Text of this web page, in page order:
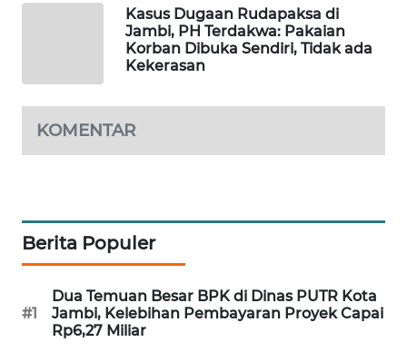
Kasus Dugaan Rudapaksa di
Jambi, PH Terdakwa: Pakaian
Korban Dibuka Sendiri, Tidak ada
Kekerasan
KOMENTAR
Berita Populer
#1
Dua Temuan Besar BPK di Dinas PUTR Kota
Jambi, Kelebihan Pembayaran Proyek Capai
Rp6,27 Miliar
SIDIKALANG
SIANTAR
NEWS
METRO
MEDAN
NEWS